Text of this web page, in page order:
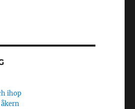
ihop
åkern